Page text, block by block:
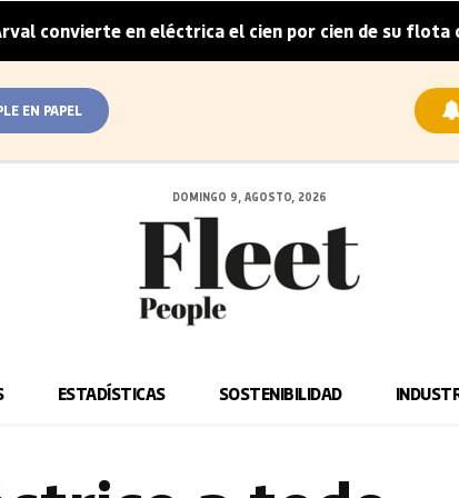
en eléctrica el cien por cien de su flota
EN PAPEL
DOMINGO 9, AGOSTO, 2026
ESTADÍSTICAS SOSTENIBILIDAD